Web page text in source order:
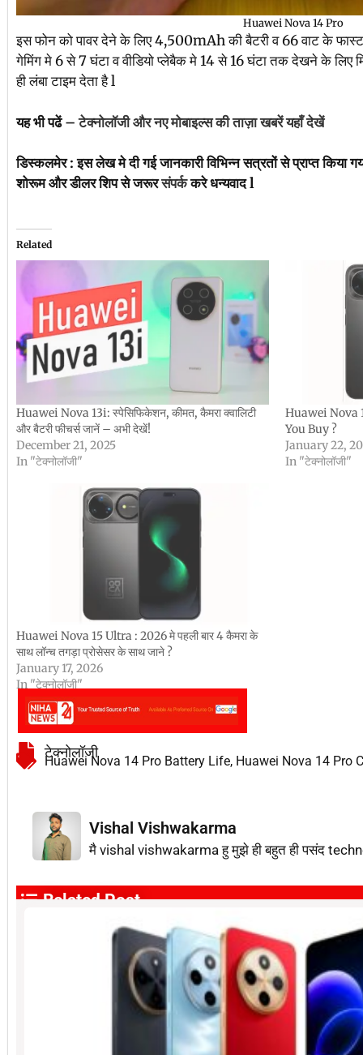
Huawei Nova 14 Pro
इस फोन को पावर देने के लिए 4,500mAh की बैटरी व 66 वाट के फास्ट
गेमिंग मे 6 से 7 घंटा व वीडियो प्लेबैक मे 14 से 16 घंटा तक देखने के लिए
ही लंबा टाइम देता है l
यह भी पढें –टेक्नोलॉजी और नए मोबाइल्स की ताज़ा खबरें यहाँ देखें
डिस्कलमेर : इस लेख मे दी गई जानकारी विभिन्न सत्रतों से प्राप्त
शोरूम और डीलर शिप से जरूरसंपर्ककरे धन्यवाद l
Related
Huawei Nova 13i: स्पेसिफिकेशन, कीमत, कैमरा क्वालिटी
और बैटरी फीचर्स जानें – अभी देखें!
December 21, 2025
In "टेक्नोलॉजी"
Huawei Nova
You Buy ?
January 22,
In "टेक्नोलॉजी"
Huawei Nova 15 Ultra : 2026 मे पहली बार 4 कैमरा के
साथ लॉन्च तगड़ा प्रोसेसर के साथ जाने ?
January 17, 2026
In "टेक्नोलॉजी"
टेक्नोलॉजी
Huawei Nova 14 Pro Battery Life, Huawei Nova 14 Pro
Vishal Vishwakarma
मै vishal vishwakarma हु मुझे ही बहुत ही पसंद
Related Post